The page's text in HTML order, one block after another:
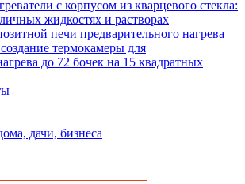
с корпусом из кварцевого стекла:
жидкостях и растворах
печи предварительного нагрева
термокамеры для
до 72 бочек на 15 квадратных
дачи, бизнеса